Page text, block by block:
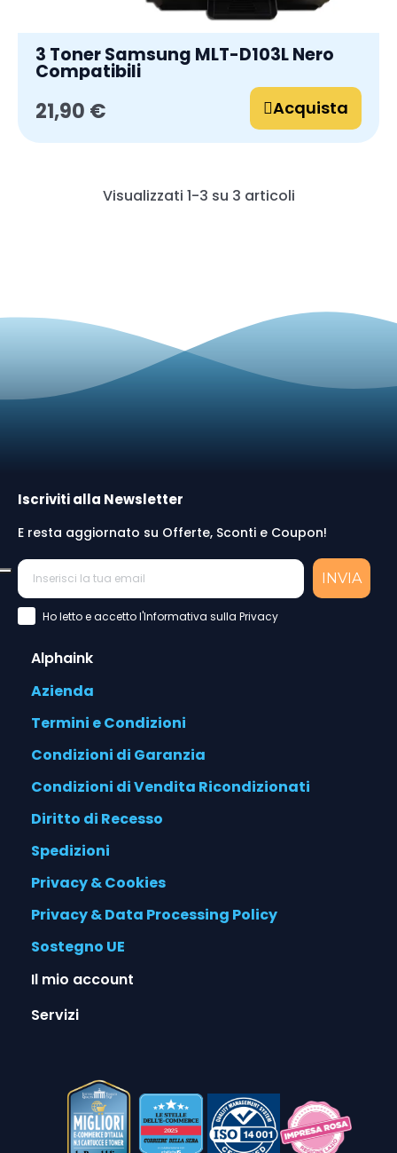
3 Toner Samsung MLT-D103L Nero
Compatibili
21,90 € Acquista
Visualizzati 1-3 su 3 articoli
Iscriviti alla Newsletter
E resta aggiornato su Offerte, Sconti e Coupon!
INVIA
Accettazione Privacy Policy
Ho letto e accetto l'Informativa sulla Privacy
Alphaink
Azienda
Termini e Condizioni
Condizioni di Garanzia
Condizioni di Vendita Ricondizionati
Diritto di Recesso
Spedizioni
Privacy & Cookies
Privacy & Data Processing Policy
Sostegno UE
Il mio account
Servizi